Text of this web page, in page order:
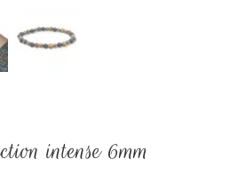
intense 6mm